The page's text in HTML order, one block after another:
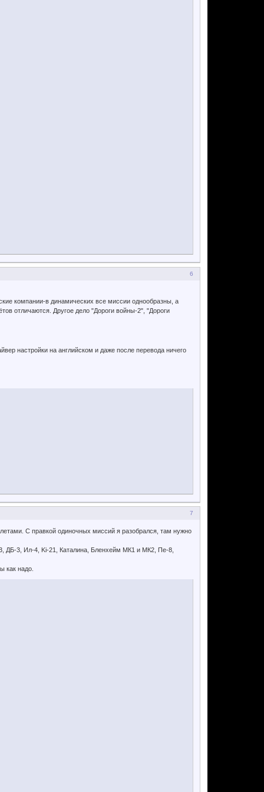
6
компании-в динамических все миссии однообразны, а
отличаются. Другое дело "Дороги войны-2", "Дороги
настройки на английском и даже после перевода ничего
7
С правкой одиночных миссий я разобрался, там нужно
3, Ил-4, Ki-21, Каталина, Бленхейм МК1 и МК2, Пе-8,
как надо.